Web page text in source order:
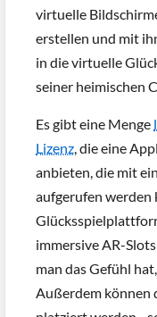
virtuelle
erstellen und mit
in die virtuelle
seiner heimischen
Es gibt eine Menge
Lizenz , die eine
anbieten, die mit
aufgerufen werden
immersive AR-
man das Gefühl
Außerdem können